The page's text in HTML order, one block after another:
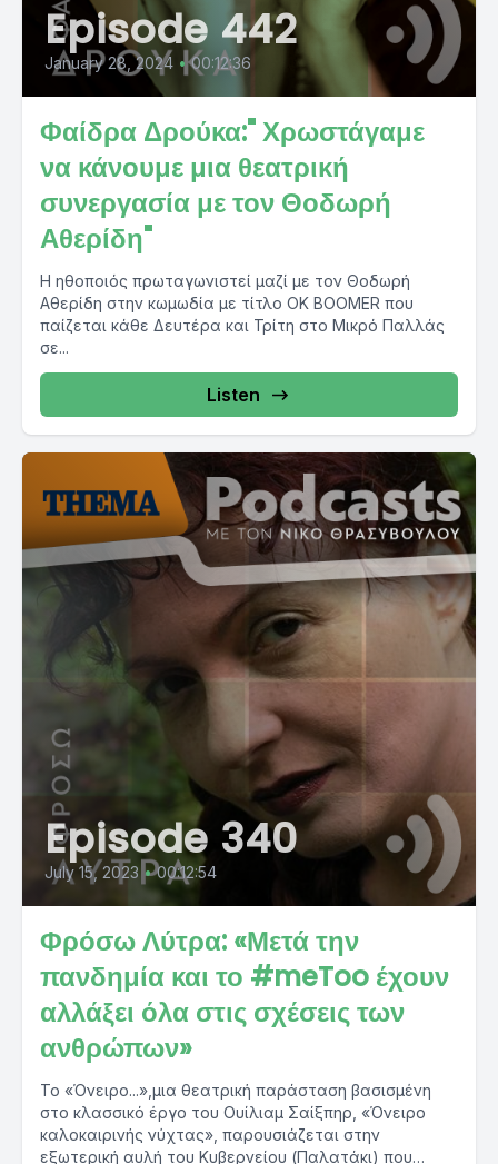
Episode 442
January 28, 2024 • 00:12:36
Φαίδρα Δρούκα:" Χρωστάγαμε
να κάνουμε μια θεατρική
συνεργασία με τον Θοδωρή
Αθερίδη"
Η ηθοποιός πρωταγωνιστεί μαζί με τον Θοδωρή
Αθερίδη στην κωμωδία με τίτλο OK BOOMER που
παίζεται κάθε Δευτέρα και Τρίτη στο Μικρό Παλλάς
σε...
Listen
Episode 340
July 15, 2023 • 00:12:54
Φρόσω Λύτρα: «Μετά την
πανδημία και το #meToo έχουν
αλλάξει όλα στις σχέσεις των
ανθρώπων»
Το «Όνειρο...»,μια θεατρική παράσταση βασισμένη
στο κλασσικό έργο του Ουίλιαμ Σαίξπηρ, «Όνειρο
καλοκαιρινής νύχτας», παρουσιάζεται στην
εξωτερική αυλή του Κυβερνείου (Παλατάκι) που